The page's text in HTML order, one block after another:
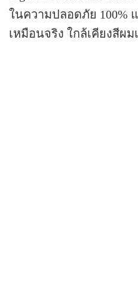
ในความปลอดภัย 100%
เหมือนจริง ใกล้เคียงสีผม